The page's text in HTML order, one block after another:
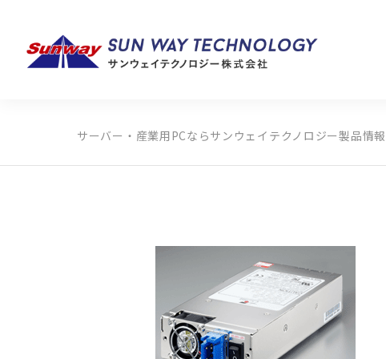
製品カテゴリから探す
メーカーから探す
サーバー・産業用PCならサンウェイテクノロジー製品情報